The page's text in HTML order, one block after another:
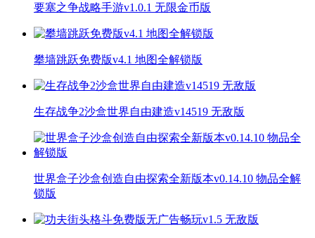
要塞之争战略手游v1.0.1 无限金币版
攀墙跳跃免费版v4.1 地图全解锁版
生存战争2沙盒世界自由建造v14519 无敌版
世界盒子沙盒创造自由探索全新版本v0.14.10 物品全解
锁版